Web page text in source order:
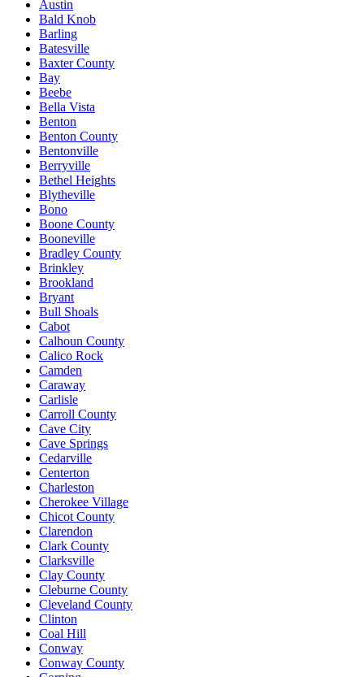
Austin
Bald Knob
Barling
Batesville
Baxter County
Bay
Beebe
Bella Vista
Benton
Benton County
Bentonville
Berryville
Bethel Heights
Blytheville
Bono
Boone County
Booneville
Bradley County
Brinkley
Brookland
Bryant
Bull Shoals
Cabot
Calhoun County
Calico Rock
Camden
Caraway
Carlisle
Carroll County
Cave City
Cave Springs
Cedarville
Centerton
Charleston
Cherokee Village
Chicot County
Clarendon
Clark County
Clarksville
Clay County
Cleburne County
Cleveland County
Clinton
Coal Hill
Conway
Conway County